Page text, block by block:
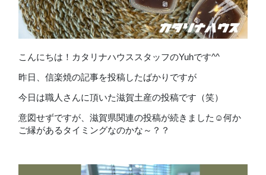
こんにちは！カタリナハウススタッフのYuhです^^
昨日、信楽焼の記事を投稿したばかりですが
今日は職人さんに頂いた滋賀土産の投稿です（笑）
意図せずですが、滋賀県関連の投稿が続きました☺何か
ご縁があるタイミングなのかな～？？